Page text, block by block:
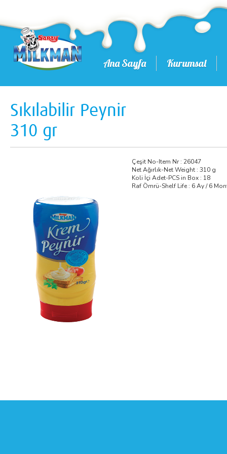
Ana Sayfa Kurumsal
Sıkılabilir Peynir
310 gr
Çeşit No-Item Nr : 26047
Net Ağırlık-Net Weight : 310 g
Koli İçi Adet-PCS in Box : 18
Raf Ömrü-Shelf Life : 6 Ay / 6